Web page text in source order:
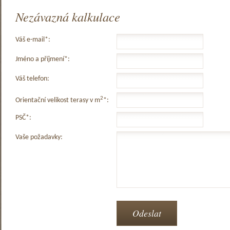
Nezávazná kalkulace
Váš e-mail*:
Jméno a příjmení*:
Váš telefon:
Orientační velikost terasy v m2*:
PSČ*:
Vaše požadavky: